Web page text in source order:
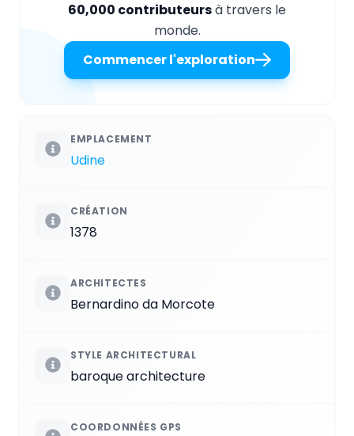
60,000 contributeursà travers le
monde.
Commencer l'exploration
EMPLACEMENT
Udine
CRÉATION
1378
ARCHITECTES
Bernardino da Morcote
STYLE ARCHITECTURAL
baroque architecture
COORDONNÉES GPS